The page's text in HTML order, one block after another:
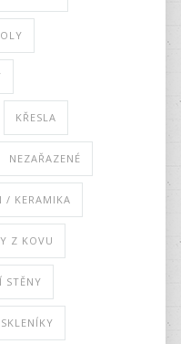
KŘESLA
NEZAŘAZENÉ
/ KERAMIKA
Z KOVU
STĚNY
SKLENÍKY